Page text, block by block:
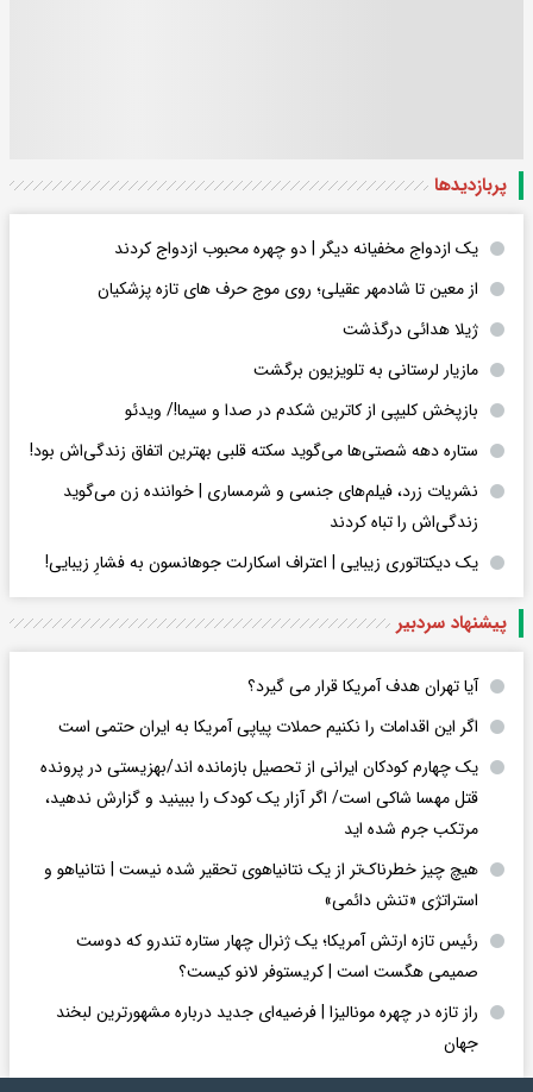
پربازدید‌ها
یک ازدواج مخفیانه دیگر | دو چهره محبوب ازدواج کردند
از معین تا شادمهر عقیلی؛ روی موج حرف های تازه پزشکیان
ژیلا هدائی درگذشت
مازیار لرستانی به تلویزیون برگشت
بازپخش کلیپی از کاترین شکدم در صدا و سیما!/ ویدئو
ستاره دهه شصتی‌ها می‌گوید سکته قلبی بهترین اتفاق زندگی‌اش بود!
نشریات زرد، فیلم‌های جنسی و شرمساری | خواننده زن می‌گوید
زندگی‌اش را تباه کردند
یک دیکتاتوری زیبایی | اعتراف اسکارلت جوهانسون به فشارِ زیبایی!
پیشنهاد سردبیر
آیا تهران هدف آمریکا قرار می گیرد؟
اگر این اقدامات را نکنیم حملات پیاپی آمریکا به ایران حتمی است
یک چهارم کودکان ایرانی از تحصیل بازمانده اند/بهزیستی در پرونده
قتل مهسا شاکی است/ اگر آزار یک کودک را ببینید و گزارش ندهید،
مرتکب جرم شده اید
هیچ چیز خطرناک‌تر از یک نتانیاهوی تحقیر شده نیست | نتانیاهو و
استراتژی «تنش دائمی»
رئیس تازه ارتش آمریکا؛ یک ژنرال چهار ستاره تندرو که دوست
صمیمی هگست است | کریستوفر لانو کیست؟
راز تازه در چهره مونالیزا | فرضیه‌ای جدید درباره مشهورترین لبخند
جهان